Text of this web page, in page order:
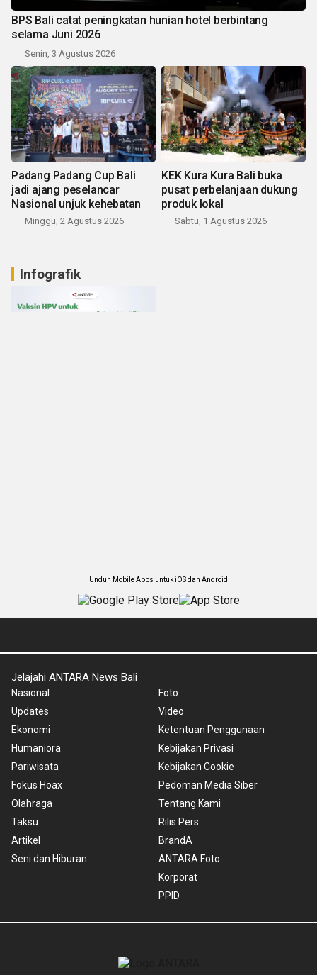
BPS Bali catat peningkatan hunian hotel berbintang
selama Juni 2026
Senin, 3 Agustus 2026
Padang Padang Cup Bali
jadi ajang peselancar
Nasional unjuk kehebatan
Minggu, 2 Agustus 2026
KEK Kura Kura Bali buka
pusat perbelanjaan dukung
produk lokal
Sabtu, 1 Agustus 2026
Infografik
Unduh Mobile Apps untuk iOS dan Android
Jelajahi ANTARA News Bali
Nasional
Updates
Ekonomi
Humaniora
Pariwisata
Fokus Hoax
Olahraga
Taksu
Artikel
Seni dan Hiburan
Foto
Video
Ketentuan Penggunaan
Kebijakan Privasi
Kebijakan Cookie
Pedoman Media Siber
Tentang Kami
Rilis Pers
BrandA
ANTARA Foto
Korporat
PPID